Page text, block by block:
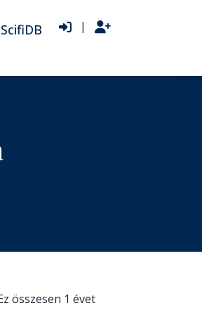
ScifiDB |
összesen 1 évet